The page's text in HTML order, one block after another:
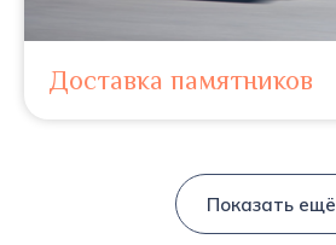
Доставка памятников
Показать ещё